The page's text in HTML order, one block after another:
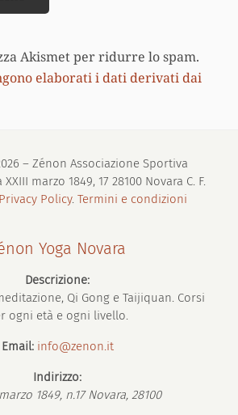
Akismet per ridurre lo spam.
elaborati i dati derivati dai
– Zénon Associazione Sportiva
marzo 1849, 17 28100 Novara C. F.
Privacy Policy. Termini e condizioni
Yoga Novara
Descrizione:
Qi Gong e Taijiquan. Corsi
ogni età e ogni livello.
Email: info@zenon.it
Indirizzo:
1849, n.17 Novara 28100